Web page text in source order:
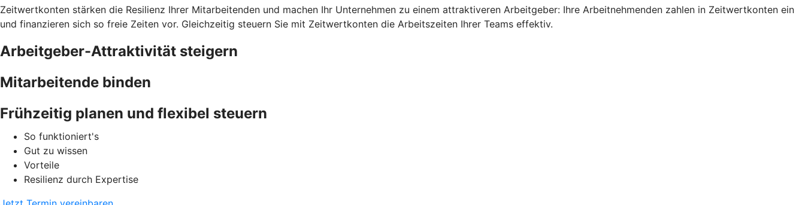
Zeitwertkonten stärken die Resilienz Ihrer Mitarbeitenden und machen Ihr Unternehmen zu einem attraktiveren Arbeitgeber: Ihre Arbeitnehmenden zahlen in Zeitwertkonten ein
und finanzieren sich so freie Zeiten vor. Gleichzeitig steuern Sie mit Zeitwertkonten die Arbeitszeiten Ihrer Teams effektiv.
Arbeitgeber-Attraktivität steigern
Mitarbeitende binden
Frühzeitig planen und flexibel steuern
So funktioniert's
Gut zu wissen
Vorteile
Resilienz durch Expertise